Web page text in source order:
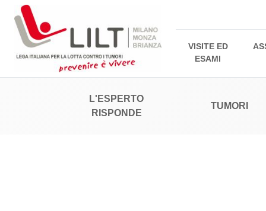
VISITE ED
ESAMI
L'ESPERTO
RISPONDE
TUMORI